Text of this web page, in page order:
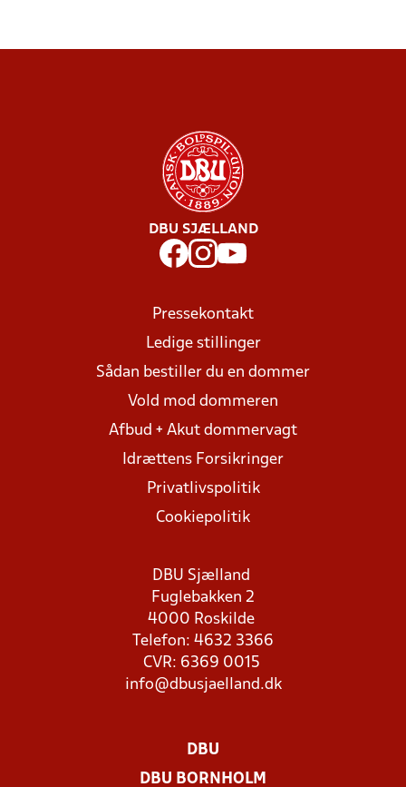
DBU SJÆLLAND
Pressekontakt
Ledige stillinger
Sådan bestiller du en dommer
Vold mod dommeren
Afbud + Akut dommervagt
Idrættens Forsikringer
Privatlivspolitik
Cookiepolitik
DBU Sjælland
Fuglebakken 2
4000 Roskilde
Telefon: 4632 3366
CVR: 6369 0015
info@dbusjaelland.dk
DBU
DBU BORNHOLM